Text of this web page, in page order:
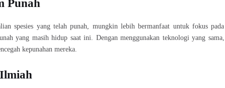
Punah
spesies yang telah punah, mungkin lebih bermanfaat untuk fokus pada
yang masih hidup saat ini. Dengan menggunakan teknologi yang sama,
kepunahan mereka.